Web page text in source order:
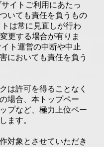
イトご利用にあたっ
いても責任を負うもの
は常に見直しが行わ
更する場合が有りま
ト運営の中断や中止
においても責任を負う
は許可を得ることなく
場合、本トップペー
プなど、極力上位ペー
ます。
対象とさせていただき